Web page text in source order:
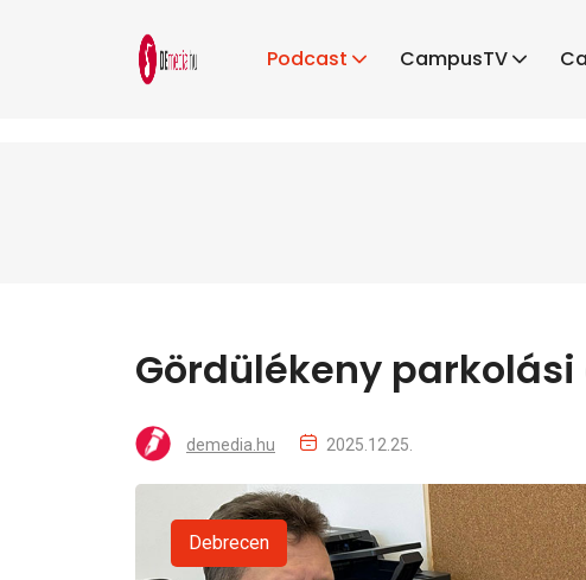
Podcast CampusTV
Gördülékeny
demedia.hu 2025.12.25.
Debrecen